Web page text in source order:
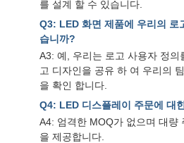
를 설계 할 수 있습니다.
Q3: LED 화면 제품에 우리의 로
습니까?
A3: 예, 우리는 로고 사용자 정의
고 디자인을 공유 하 여 우리의
을 확인 합니다.
Q4: LED 디스플레이 주문에 대
A4: 엄격한 MOQ가 없으며 대량
을 제공합니다.